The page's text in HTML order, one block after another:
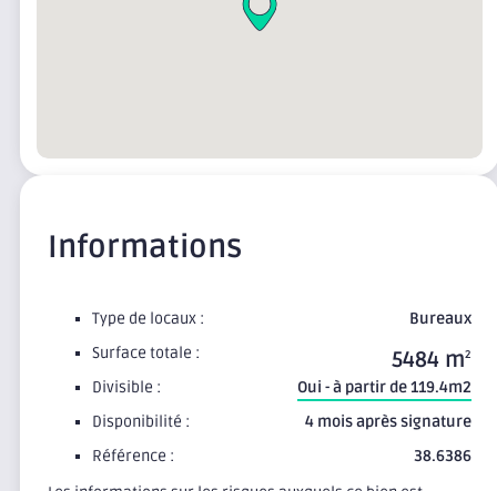
Informations
Type de locaux :
Bureaux
Surface totale :
5484 m2
Divisible :
Oui - à partir de 119.4m2
Disponibilité :
4 mois après signature
Référence :
38.6386